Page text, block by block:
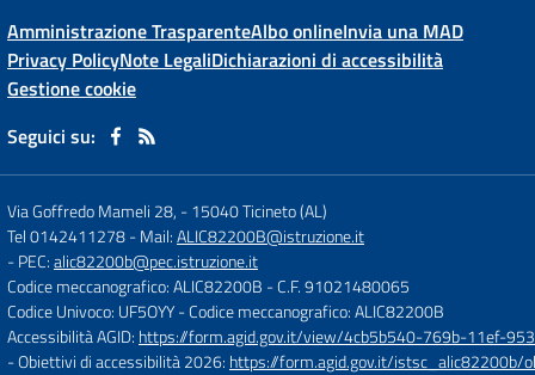
Amministrazione TrasparenteAlbo onlineInvia una MAD
Privacy PolicyNote LegaliDichiarazioni di accessibilità
Gestione cookie
Seguici su:
Via Goffredo Mameli 28, -15040 Ticineto (AL)
Tel 0142411278- Mail:ALIC82200B@istruzione.it
- PEC:alic82200b@pec.istruzione.it
Codice meccanografico: ALIC82200B - C.F. 91021480065
Codice Univoco: UF5OYY- Codice meccanografico: ALIC82200B
Accessibilità AGID: https://form.agid.gov.it/view/4cb5b540-769b-11ef-
- Obiettivi di accessibilità 2026: https://form.agid.gov.it/